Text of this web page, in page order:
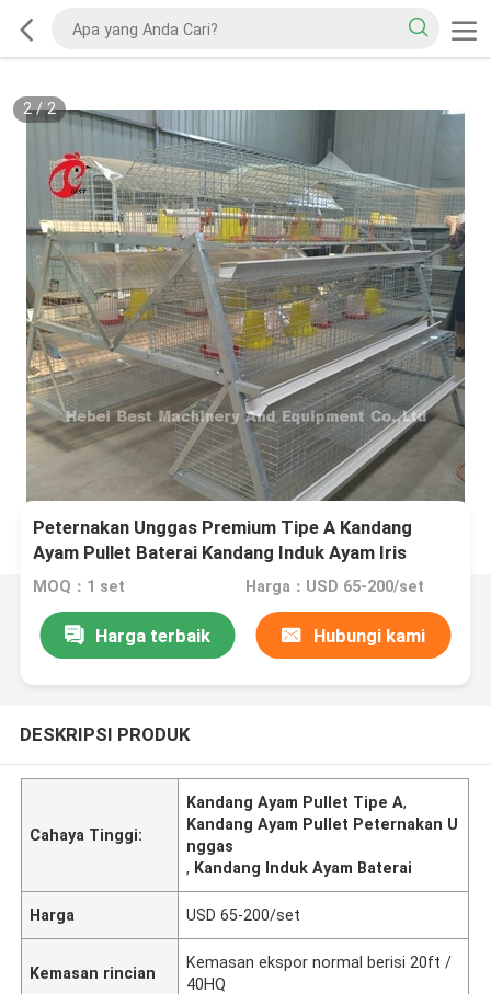
2/2
Peternakan Unggas Premium Tipe A Kandang
Ayam Pullet Baterai Kandang Induk Ayam Iris
MOQ：1 set Harga：USD 65-200/set
Harga terbaik Hubungi kami
DESKRIPSI PRODUK
Cahaya Tinggi:
Kandang Ayam Pullet Tipe A,
Kandang Ayam Pullet Peternakan U
nggas
, Kandang Induk Ayam Baterai
Harga USD 65-200/set
Kemasan rincian
Kemasan ekspor normal berisi 20ft /
40HQ